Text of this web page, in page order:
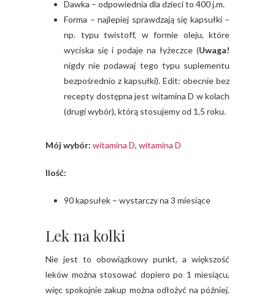
Dawka – odpowiednia dla dzieci to 400 j.m.
Forma – najlepiej sprawdzają się kapsułki –
np. typu twistoff, w formie oleju, które
wyciska się i podaje na łyżeczce (Uwaga!
nigdy nie podawaj tego typu suplementu
bezpośrednio z kapsułki). Edit: obecnie bez
recepty dostępna jest witamina D w kolach
(drugi wybór), którą stosujemy od 1,5 roku.
Mój wybór: witamina D, witamina D
Ilość:
90 kapsułek – wystarczy na 3 miesiące
Lek na kolki
Nie jest to obowiązkowy punkt, a większość
leków można stosować dopiero po 1 miesiącu,
więc spokojnie zakup można odłożyć na później.